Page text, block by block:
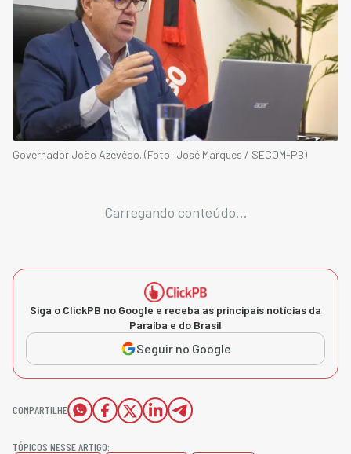
Governador João Azevêdo. (Foto: José Marques / SECOM-PB)
Carregando conteúdo...
Siga o ClickPB no Google e receba as principais notícias da
Paraíba e do Brasil
Seguir no Google
COMPARTILHE
TÓPICOS NESSE ARTIGO: